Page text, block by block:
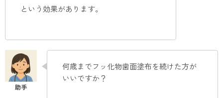
という効果があります。
何歳までフッ化物歯面塗布を続けた方が
いいですか？